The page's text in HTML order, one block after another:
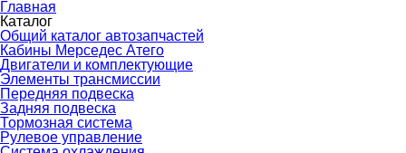
Главная
Каталог
Общий каталог автозапчастей
Кабины Мерседес Атего
Двигатели и комплектующие
Элементы трансмиссии
Передняя подвеска
Задняя подвеска
Тормозная сиcтема
Рулевое управление